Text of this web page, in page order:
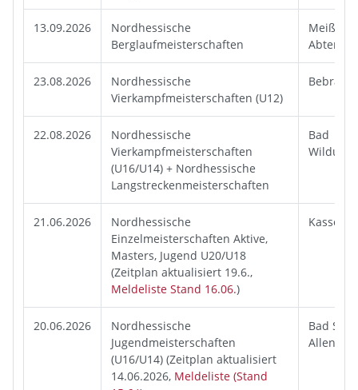
13.09.2026
Nordhessische
Berglaufmeisterschaften
Meißner-
Abterode
23.08.2026
Nordhessische
Vierkampfmeisterschaften (U12)
Bebra
22.08.2026
Nordhessische
Vierkampfmeisterschaften
(U16/U14) + Nordhessische
Langstreckenmeisterschaften
Bad
21.06.2026
Nordhessische
Einzelmeisterschaften Aktive,
Masters, Jugend U20/U18
(Zeitplan aktualisiert 19.6.,
Meldeliste Stand 16.06.)
Kassel
20.06.2026
Nordhessische
Jugendmeisterschaften
(U16/U14) (Zeitplan aktualisiert
14.06.2026, Meldeliste (Stand
Bad
Allendorf